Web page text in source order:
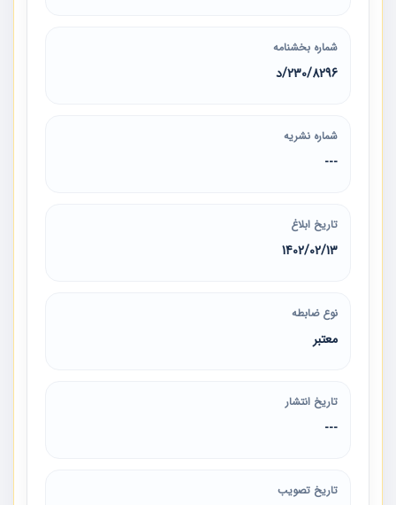
شماره بخشنامه
230/8296/د
شماره نشریه
---
تاریخ ابلاغ
1402/02/13
نوع ضابطه
معتبر
تاریخ انتشار
---
تاریخ تصویب